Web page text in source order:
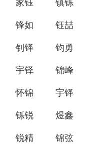
家钰 镇铄
锋如 钰喆
钊铎 钧勇
宇铎 锦峰
怀锦 宇铎
铄锐 煜鑫
锐精 锦弦